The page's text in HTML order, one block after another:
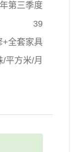
第三季度
39
+全套家具
/平方米/月